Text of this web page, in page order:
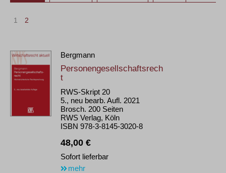
1 2
Bergmann
Personengesellschaftsrech
t
RWS-Skript 20
5., neu bearb. Aufl. 2021
Brosch. 200 Seiten
RWS Verlag, Köln
ISBN 978-3-8145-3020-8
48,00 €
Sofort lieferbar
mehr